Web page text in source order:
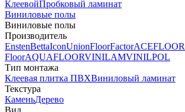
КлеевойПробковый ламинат
Виниловые полы
Виниловые полы
Производитель
EnstenBettaIconUnionFloorFactorACEFLOOR
FloorAQUAFLOORVINILAMVINILPOL
Тип монтажа
Клеевая плитка ПВХВиниловый ламинат
Текстура
КаменьДерево
Вид